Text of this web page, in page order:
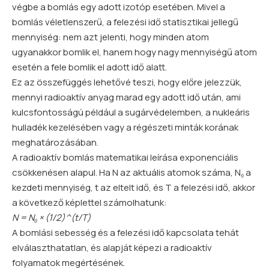
végbe a bomlás egy adott izotóp esetében. Mivel a
bomlás véletlenszerű, a felezési idő statisztikai jellegű
mennyiség: nem azt jelenti, hogy mindenatom
ugyanakkor bomlik el, hanem hogy nagy mennyiségű atom
esetén a fele bomlik el adott idő alatt.
Ez az összefüggés lehetővé teszi, hogy előre jelezzük,
mennyi radioaktív anyag marad egy adott idő után, ami
kulcsfontosságú például a sugárvédelemben, a nukleáris
hulladék kezelésében vagy a régészeti minták korának
meghatározásában.
A radioaktív bomlás matematikai leírása exponenciális
csökkenésen alapul. Ha N az aktuális atomok száma, N₀ a
kezdeti mennyiség, t az eltelt idő, és T a felezési idő, akkor
a következő képlettel számolhatunk:
N = N₀ × (1/2)^(t/T)
A bomlási sebesség és a felezési idő kapcsolata tehát
elválaszthatatlan, és alapját képezi a radioaktív
folyamatok megértésének.